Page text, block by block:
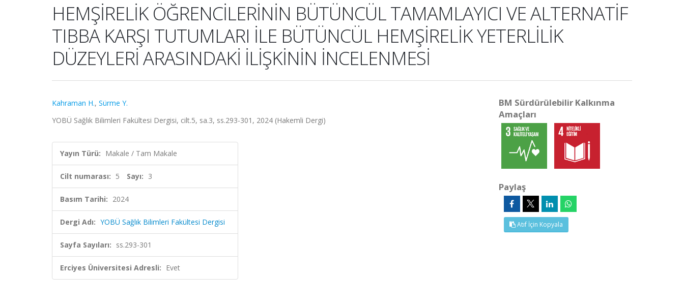
HEMŞİRELİK ÖĞRENCİLERİNİN BÜTÜNCÜL TAMAMLAYICI VE ALTERNATİF
TIBBA KARŞI TUTUMLARI İLE BÜTÜNCÜL HEMŞİRELİK YETERLİLİK
DÜZEYLERİ ARASINDAKİ İLİŞKİNİN İNCELENMESİ
Kahraman H., Sürme Y.
YOBÜ Sağlık Bilimleri Fakültesi Dergisi, cilt.5, sa.3, ss.293-301, 2024 (Hakemli Dergi)
Yayın Türü: Makale / Tam Makale
Cilt numarası: 5 Sayı: 3
Basım Tarihi: 2024
Dergi Adı: YOBÜ Sağlık Bilimleri Fakültesi Dergisi
Sayfa Sayıları: ss.293-301
Erciyes Üniversitesi Adresli: Evet
BM Sürdürülebilir Kalkınma
Amaçları
Paylaş
Atıf İçin Kopyala